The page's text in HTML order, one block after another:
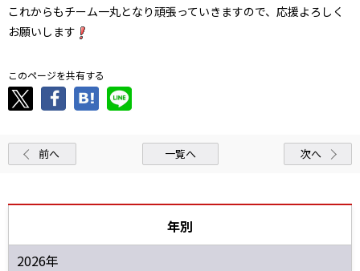
これからもチーム一丸となり頑張っていきますので、応援よろしく
お願いします
このページを共有する
前へ 一覧へ 次へ
年別
2026年